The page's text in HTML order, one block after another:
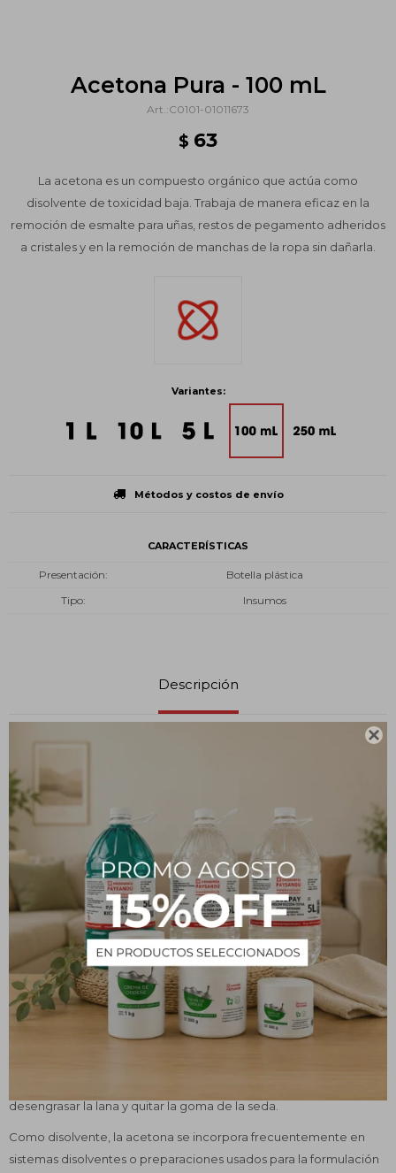

Acetona Pura - 100 mL
C0101-01011673
$ 63
La acetona es un compuesto orgánico que actúa como
disolvente de toxicidad baja. Trabaja de manera eficaz en la
remoción de esmalte para uñas, restos de pegamento adheridos
a cristales y en la remoción de manchas de la ropa sin dañarla.
Variantes:
Métodos y costos de envío
CARACTERÍSTICAS
Presentación
Botella plástica
Tipo
Insumos
Descripción
La acetona, un líquido incoloro, es un disolvente usado en la
fabricación de plásticos y otros productos industriales. La acetona
también puede usarse en cantidades limitadas en productos para
la casa, entre cosméticos y productos de cuidado personal,
donde su aplicación más frecuente sería en la formulación de
quitaesmalte para uñas.
Usos y beneficios
La acetona puede mezclarse fácilmente con agua y se evapora
rápidamente en el aire. Es un ingrediente principal en muchos
quitaesmaltes para uñas. Desintegra el esmalte para uñas y facilita
desengrasar la lana y quitar la goma de la seda.
Como disolvente, la acetona se incorpora frecuentemente en
sistemas disolventes o preparaciones usados para la formulación